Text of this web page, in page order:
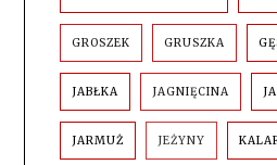
GROSZEK GRUSZKA
JABŁKA JAGNIĘCINA
JARMUŻ JEŻYNY